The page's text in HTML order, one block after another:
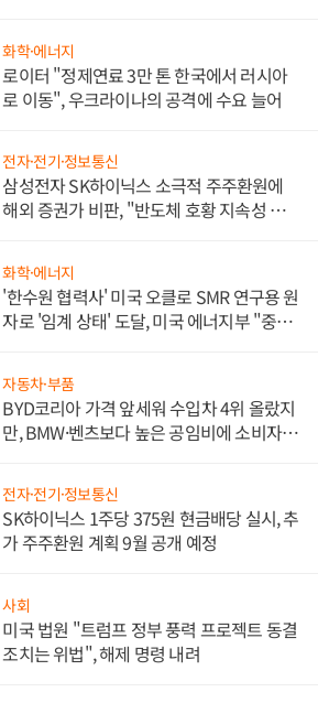
화학·에너지
로이터 "정제연료 3만 톤 한국에서 러시아
로 이동", 우크라이나의 공격에 수요 늘어
전자·전기·정보통신
삼성전자 SK하이닉스 소극적 주주환원에
해외 증권가 비판, "반도체 호황 지속성 의
화학·에너지
'한수원 협력사' 미국 오클로 SMR 연구용 원
자로 '임계 상태' 도달, 미국 에너지부 "중요
자동차·부품
BYD코리아 가격 앞세워 수입차 4위 올랐지
만, BMW·벤츠보다 높은 공임비에 소비자
전자·전기·정보통신
SK하이닉스 1주당 375원 현금배당 실시, 추
가 주주환원 계획 9월 공개 예정
사회
미국 법원 "트럼프 정부 풍력 프로젝트 동결
조치는 위법", 해제 명령 내려